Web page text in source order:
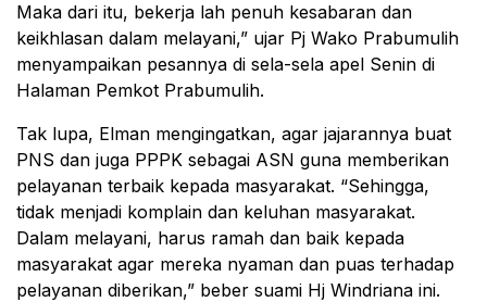
Maka dari itu, bekerja lah penuh kesabaran dan
keikhlasan dalam melayani,” ujar Pj Wako Prabumulih
menyampaikan pesannya di sela-sela apel Senin di
Halaman Pemkot Prabumulih.
Tak lupa, Elman mengingatkan, agar jajarannya buat
PNS dan juga PPPK sebagai ASN guna memberikan
pelayanan terbaik kepada masyarakat. “Sehingga,
tidak menjadi komplain dan keluhan masyarakat.
Dalam melayani, harus ramah dan baik kepada
masyarakat agar mereka nyaman dan puas terhadap
pelayanan diberikan,” beber suami Hj Windriana ini.